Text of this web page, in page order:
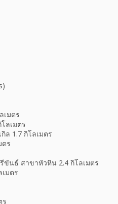
เมตร
ลเมตร
ล 1.7 กิโลเมตร
ตร
ขันธ์ สาขาหัวหิน 2.4 กิโลเมตร
มตร
ร